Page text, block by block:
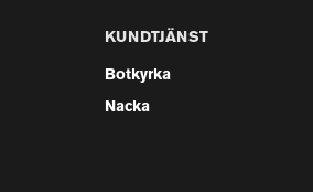
KUNDTJÄNST
Botkyrka
Nacka